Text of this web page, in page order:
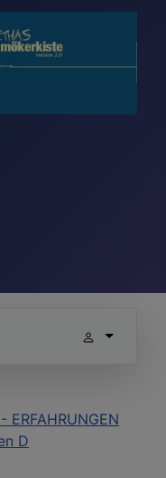
ERFAHRUNGEN
D